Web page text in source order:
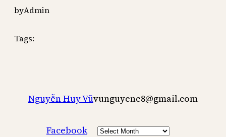
byAdmin
Tags:
Nguyễn Huy Vũvunguyene8@gmail.com
Facebook Archives